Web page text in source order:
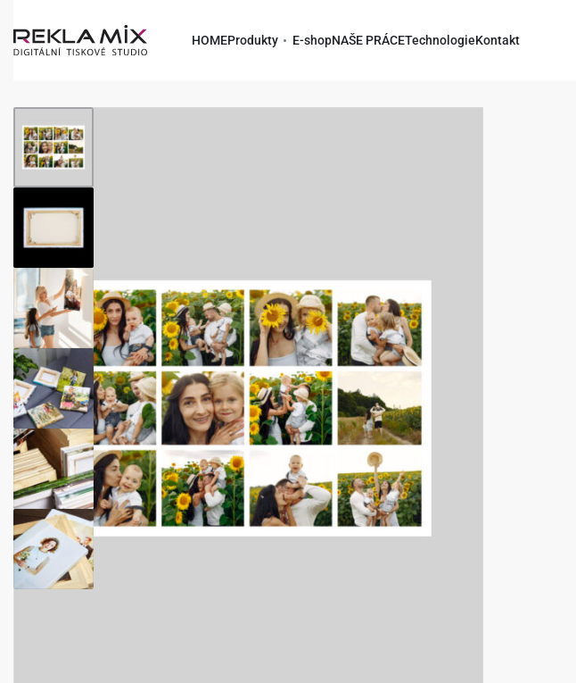
HOMEProdukty E-shopNAŠE PRÁCETechnologieKontakt